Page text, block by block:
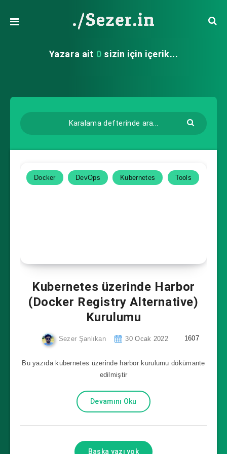
Yazara ait 0 sizin için içerik...
Docker DevOps Kubernetes Tools
Kubernetes üzerinde Harbor
(Docker Registry Alternative)
Kurulumu
Sezer Şanlıkan 30 Ocak 2022 1607
Bu yazıda kubernetes üzerinde harbor kurulumu dökümante
edilmiştir
Devamını Oku
Başka yazı yok